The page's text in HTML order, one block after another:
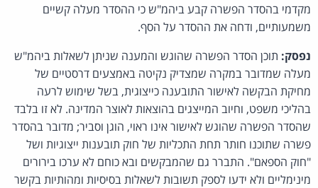
מקדמי בהסדר הפשרה קבע ביהמ"ש כי ההסדר מעלה קשיים
משמעותיים, ודחה את ההסדר על הסף.
נפסק: תוכן הסדר הפשרה שהוגש והמענה שניתן לשאלות ביהמ"ש
מעלה שמדובר במקרה שמצדיק נקיטה באמצעים דרסטיים של
מחיקת הבקשה לאישור התובענה כייצוגית, בשל שימוש לרעה
בהליכי משפט, וחיוב המייצגים בהוצאות לאוצר המדינה. לא זו בלבד
שהסדר הפשרה שהוגש לאישור אינו ראוי, הוגן וסביר; מדובר בהסדר
פשרה שתוכנו חותר תחת התכליות של חוק תובענות ייצוגיות ושל
"חוק הספאם". התברר גם שהמבקשים ובא כוחם לא ערכו בירורים
מינימליים ולא ידעו לספק תשובות לשאלות בסיסיות ומהותיות בקשר